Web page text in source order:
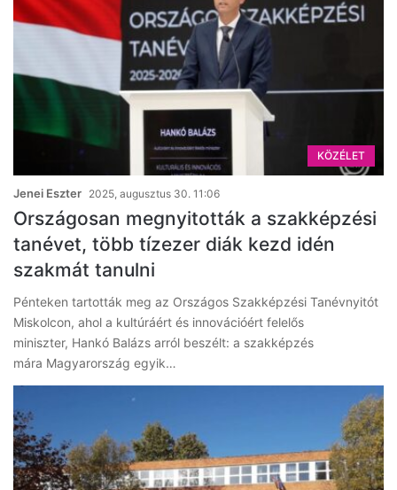
KÖZÉLET
Jenei Eszter 2025, augusztus 30. 11:06
Országosan megnyitották a szakképzési
tanévet, több tízezer diák kezd idén
szakmát tanulni
Pénteken tartották meg az Országos Szakképzési Tanévnyitót
Miskolcon, ahol a kultúráért és innovációért felelős
miniszter, Hankó Balázs arról beszélt: a szakképzés
mára Magyarország egyik…